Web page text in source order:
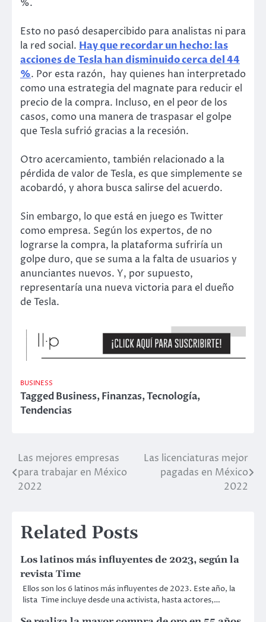
%.
Esto no pasó desapercibido para analistas ni para
la red social. Hay que recordar un hecho: las
acciones de Tesla han disminuido cerca del 44
%. Por esta razón, hay quienes han interpretado
como una estrategia del magnate para reducir el
precio de la compra. Incluso, en el peor de los
casos, como una manera de traspasar el golpe
que Tesla sufrió gracias a la recesión.
Otro acercamiento, también relacionado a la
pérdida de valor de Tesla, es que simplemente se
acobardó, y ahora busca salirse del acuerdo.
Sin embargo, lo que está en juego es Twitter
como empresa. Según los expertos, de no
lograrse la compra, la plataforma sufriría un
golpe duro, que se suma a la falta de usuarios y
anunciantes nuevos. Y, por supuesto,
representaría una nueva victoria para el dueño
de Tesla.
BUSINESS
TaggedBusiness,Finanzas,Tecnología,
Tendencias
Post
navigation
Las mejores empresas
para trabajar en México
2022
Las licenciaturas mejor
pagadas en México
2022
Related Posts
Los latinos más influyentes de 2023, según la
revista Time
Ellos son los 6 latinos más influyentes de 2023. Este año, la
lista Time incluye desde una activista, hasta actores,…